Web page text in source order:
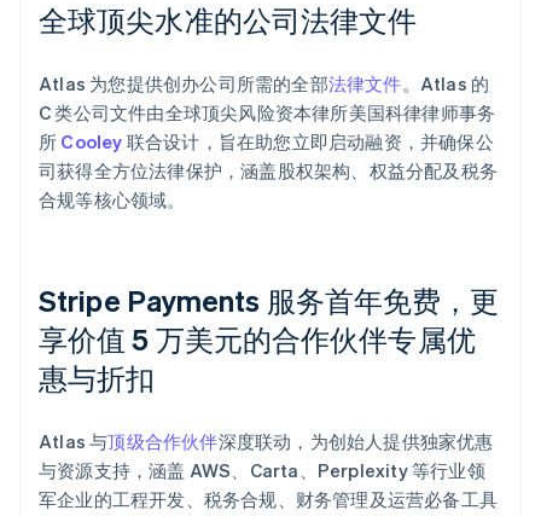
全球顶尖水准的公司法律文件
Atlas 为您提供创办公司所需的全部法律文件。Atlas 的
C 类公司文件由全球顶尖风险资本律所美国科律律师事务
所 Cooley 联合设计，旨在助您立即启动融资，并确保公
司获得全方位法律保护，涵盖股权架构、权益分配及税务
合规等核心领域。
Stripe Payments 服务首年免费，更
享价值 5 万美元的合作伙伴专属优
惠与折扣
Atlas 与顶级合作伙伴深度联动，为创始人提供独家优惠
与资源支持，涵盖 AWS、Carta、Perplexity 等行业领
军企业的工程开发、税务合规、财务管理及运营必备工具
阿联酋
爱尔兰
English
爱沙尼亚